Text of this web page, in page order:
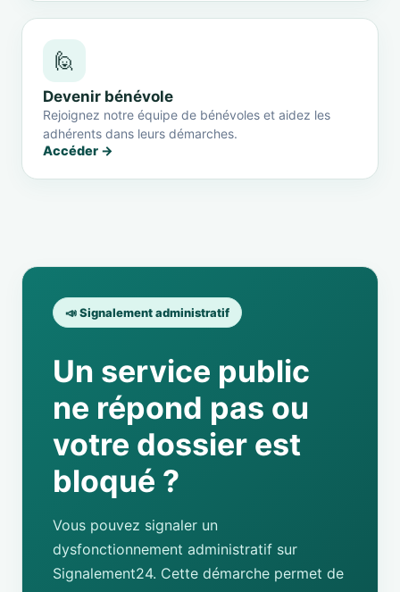
🙋
Devenir bénévole
Rejoignez notre équipe de bénévoles et aidez les
adhérents dans leurs démarches.
Accéder →
📣 Signalement administratif
Un service public
ne répond pas ou
votre dossier est
bloqué ?
Vous pouvez signaler un
dysfonctionnement administratif sur
Signalement24. Cette démarche permet de